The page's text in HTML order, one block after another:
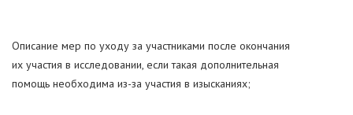
Описание мер по уходу за участниками после окончания
их участия в исследовании, если такая дополнительная
помощь необходима из-за участия в изысканиях;